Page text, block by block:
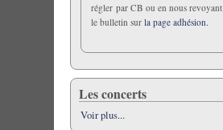
régler par CB ou en nous revoyant
le bulletin surla page adhésion.
Les concerts
Voir plus...